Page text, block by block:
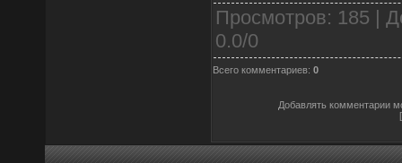
Просмотров: 185 |
0.0/0
Всего комментариев: 0
Добавлять комментарии